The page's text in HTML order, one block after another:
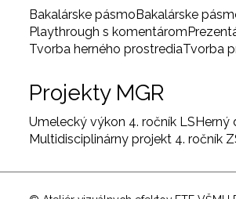
Bakalárske pásmo Bakalárske
Playthrough s komentárom
Tvorba herného prostrediaTvorba
Projekty MGR
Umelecký výkon 4. ročník LS Herný
Multidisciplinárny projekt 4. ročník